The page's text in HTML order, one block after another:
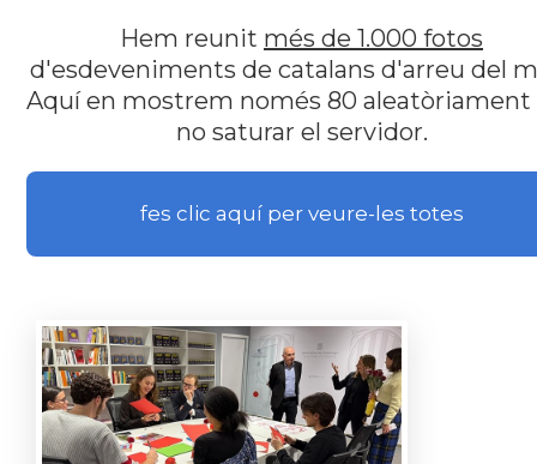
Hem reunit més de 1.000 fotos
d'esdeveniments de catalans d'arreu del
Aquí en mostrem només 80 aleatòriament
no saturar el servidor.
fes clic aquí per veure-les totes